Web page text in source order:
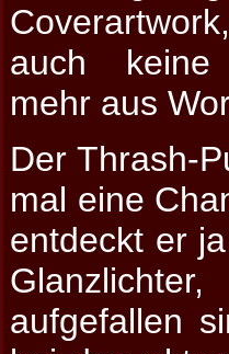
auch keine
mehr aus
Der Thrash-
mal eine
entdeckt er
aufgefallen